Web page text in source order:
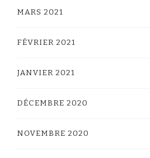
MARS 2021
FÉVRIER 2021
JANVIER 2021
DÉCEMBRE 2020
NOVEMBRE 2020